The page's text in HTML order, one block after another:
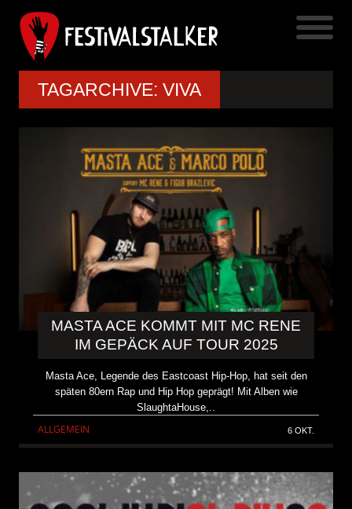
TAGARCHIVE: VIVA
MASTA ACE KOMMT MIT MC RENE
IM GEPÄCK AUF TOUR 2025
Masta Ace, Legende des Eastcoast Hip-Hop, hat seit den
späten 80ern Rap und Hip Hop geprägt! Mit Alben wie
SlaughtaHouse,..
ALLGEMEIN 6 OKT.